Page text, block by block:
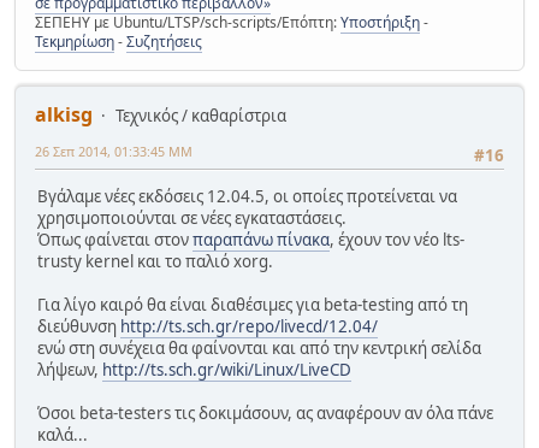
ΣΕΠΕΗΥ με Ubuntu/LTSP/sch-scripts/Επόπτη:Υποστήριξη-
Τεκμηρίωση-Συζητήσεις
alkisg
Τεχνικός / καθαρίστρια
#16
26 Σεπ 2014, 01:33:45 ΜΜ
Βγάλαμε νέες εκδόσεις 12.04.5, οι οποίες προτείνεται να
χρησιμοποιούνται σε νέες εγκαταστάσεις.
Όπως φαίνεται στονπαραπάνω πίνακα, έχουν τον νέο lts-
trusty kernel και το παλιό xorg.
Για λίγο καιρό θα είναι διαθέσιμες για beta-testing από τη
διεύθυνση http://ts.sch.gr/repo/livecd/12.04/
ενώ στη συνέχεια θα φαίνονται και από την κεντρική σελίδα
λήψεων, http://ts.sch.gr/wiki/Linux/LiveCD
Όσοι beta-testers τις δοκιμάσουν, ας αναφέρουν αν όλα πάνε
καλά...